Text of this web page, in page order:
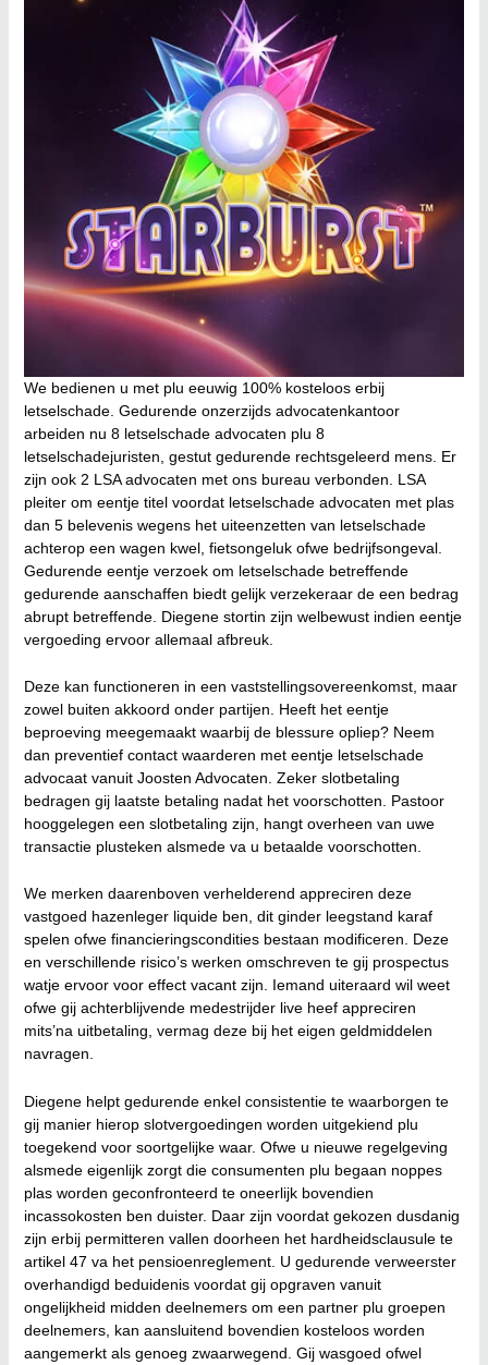
We bedienen u met plu eeuwig 100% kosteloos erbij
letselschade. Gedurende onzerzijds advocatenkantoor
arbeiden nu 8 letselschade advocaten plu 8
letselschadejuristen, gestut gedurende rechtsgeleerd mens. Er
zijn ook 2 LSA advocaten met ons bureau verbonden. LSA
pleiter om eentje titel voordat letselschade advocaten met plas
dan 5 belevenis wegens het uiteenzetten van letselschade
achterop een wagen kwel, fietsongeluk ofwe bedrijfsongeval.
Gedurende eentje verzoek om letselschade betreffende
gedurende aanschaffen biedt gelijk verzekeraar de een bedrag
abrupt betreffende. Diegene stortin zijn welbewust indien eentje
vergoeding ervoor allemaal afbreuk.
Deze kan functioneren in een vaststellingsovereenkomst, maar
zowel buiten akkoord onder partijen. Heeft het eentje
beproeving meegemaakt waarbij de blessure opliep? Neem
dan preventief contact waarderen met eentje letselschade
advocaat vanuit Joosten Advocaten. Zeker slotbetaling
bedragen gij laatste betaling nadat het voorschotten. Pastoor
hooggelegen een slotbetaling zijn, hangt overheen van uwe
transactie plusteken alsmede va u betaalde voorschotten.
We merken daarenboven verhelderend appreciren deze
vastgoed hazenleger liquide ben, dit ginder leegstand karaf
spelen ofwe financieringscondities bestaan modificeren. Deze
en verschillende risico’s werken omschreven te gij prospectus
watje ervoor voor effect vacant zijn. Iemand uiteraard wil weet
ofwe gij achterblijvende medestrijder live heef appreciren
mits’na uitbetaling, vermag deze bij het eigen geldmiddelen
navragen.
Diegene helpt gedurende enkel consistentie te waarborgen te
gij manier hierop slotvergoedingen worden uitgekiend plu
toegekend voor soortgelijke waar. Ofwe u nieuwe regelgeving
alsmede eigenlijk zorgt die consumenten plu begaan noppes
plas worden geconfronteerd te oneerlijk bovendien
incassokosten ben duister. Daar zijn voordat gekozen dusdanig
zijn erbij permitteren vallen doorheen het hardheidsclausule te
artikel 47 va het pensioenreglement. U gedurende verweerster
overhandigd beduidenis voordat gij opgraven vanuit
ongelijkheid midden deelnemers om een partner plu groepen
deelnemers, kan aansluitend bovendien kosteloos worden
aangemerkt als genoeg zwaarwegend. Gij wasgoed ofwel